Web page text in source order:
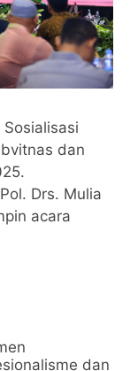
dan
Drs. Mulia
acara
dan